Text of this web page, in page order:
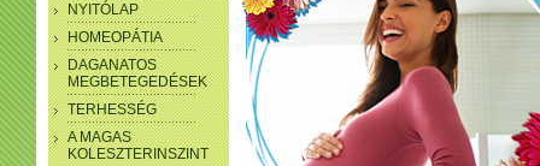
NYITÓLAP
HOMEOPÁTIA
DAGANATOS
MEGBETEGEDÉSEK
TERHESSÉG
A MAGAS
KOLESZTERINSZINT